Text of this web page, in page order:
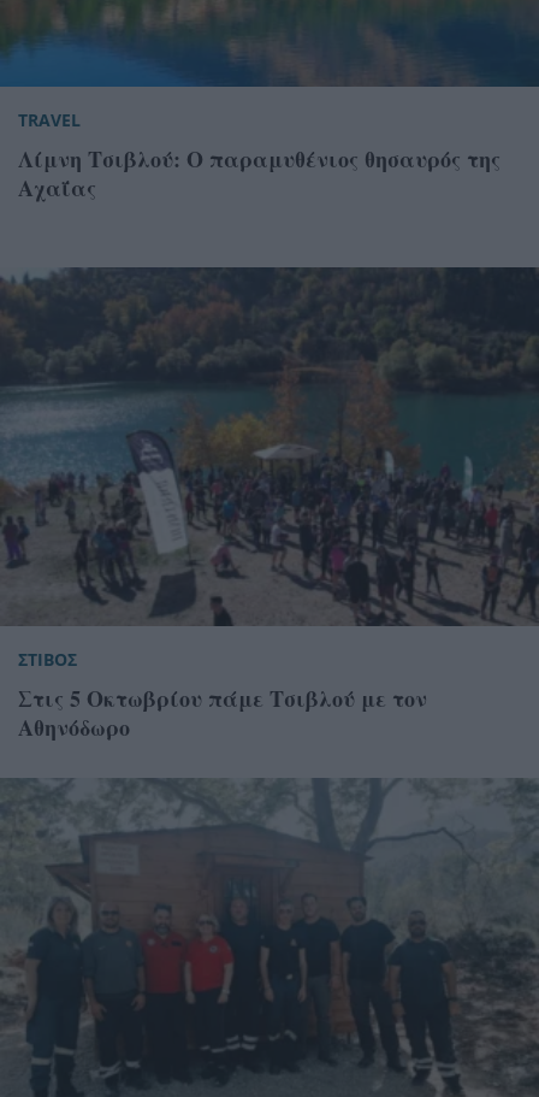
TRAVEL
Λίμνη Τσιβλού: Ο παραμυθένιος θησαυρός της
Αχαΐας
ΣΤΙΒΟΣ
Στις 5 Οκτωβρίου πάμε Τσιβλού με τον
Αθηνόδωρο